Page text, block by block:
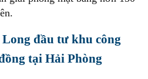
đầu tư khu công
tại Hải Phòng